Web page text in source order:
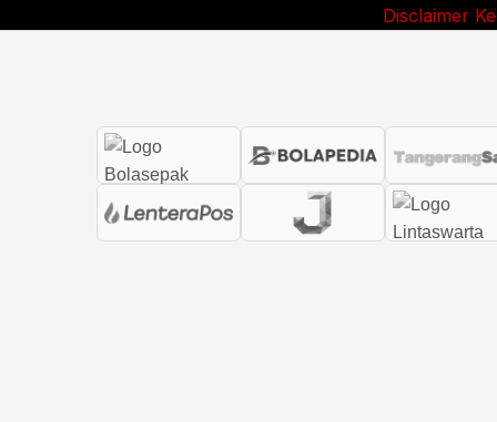
Disclaimer